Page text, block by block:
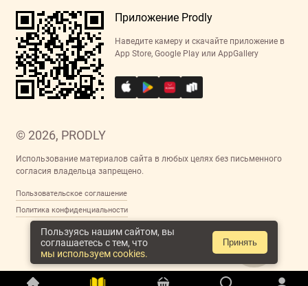
Пользуясь нашим сайтом, вы
соглашаетесь с тем, что
мы используем cookies.
Принять
© 2026, PRODLY
Использование материалов сайта в любых целях без письменного
согласия владельца запрещено.
Пользовательское соглашение
Политика конфиденциальности
Приложение Prodly
Наведите камеру и скачайте приложение в
App Store, Google Play или AppGallery